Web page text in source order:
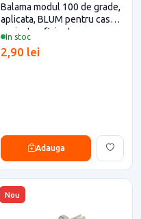
In stoc
Balama modul 100 de grade,
aplicata, BLUM pentru casa si
proiecte eficiente
2,90 lei
Adauga
Nou